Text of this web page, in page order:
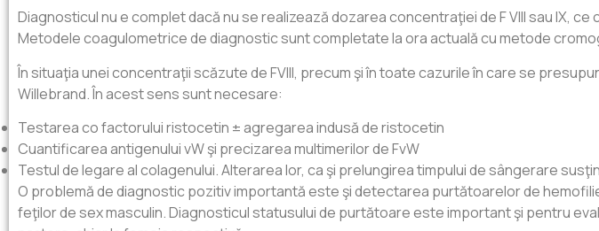
Diagnosticul nu e complet dacă nu se realizează dozarea concentraţiei de F VIII sau IX,
Metodele coagulometrice de diagnostic sunt completate la ora actuală cu metode
În situaţia unei concentraţii scăzute de FVIII, precum şi în toate cazurile în care se
Willebrand. În acest sens sunt necesare:
Testarea co factorului ristocetin ± agregarea indusă de ristocetin
Cuantificarea antigenului vW şi precizarea multimerilor de FvW
Testul de legare al colagenului. Alterarea lor, ca şi prelungirea timpului de sângerare
O problemă de diagnostic pozitiv importantă este şi detectarea purtătoarelor de
feţilor de sex masculin. Diagnosticul statusului de purtătoare este important şi pentru